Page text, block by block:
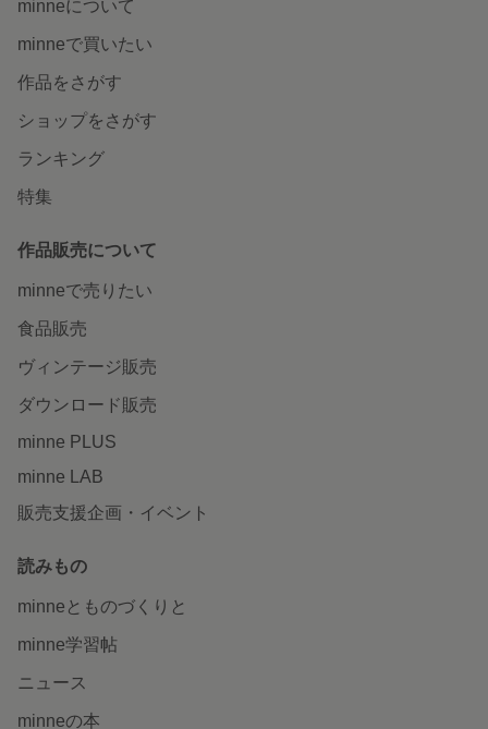
minneについて
minneで買いたい
作品をさがす
ショップをさがす
ランキング
特集
作品販売について
minneで売りたい
食品販売
ヴィンテージ販売
ダウンロード販売
minne PLUS
minne LAB
販売支援企画・イベント
読みもの
minneとものづくりと
minne学習帖
ニュース
minneの本